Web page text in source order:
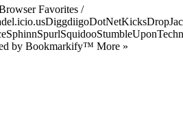
Favorites /
by Bookmarkify™ More »